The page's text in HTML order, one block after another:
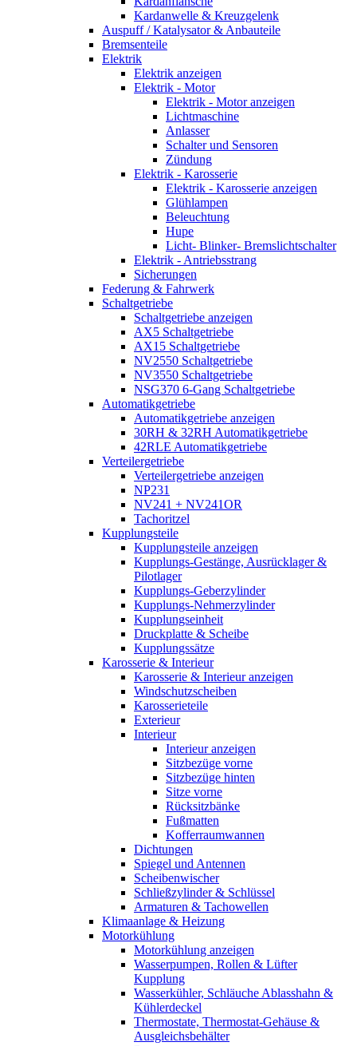
Kardanwelle & Kreuzgelenk
Auspuff / Katalysator & Anbauteile
Bremsenteile
Elektrik
Elektrik anzeigen
Elektrik - Motor
Elektrik - Motor anzeigen
Lichtmaschine
Anlasser
Schalter und Sensoren
Zündung
Elektrik - Karosserie
Elektrik - Karosserie anzeigen
Glühlampen
Beleuchtung
Hupe
Licht- Blinker- Bremslichtschalter
Elektrik - Antriebsstrang
Sicherungen
Federung & Fahrwerk
Schaltgetriebe
Schaltgetriebe anzeigen
AX5 Schaltgetriebe
AX15 Schaltgetriebe
NV2550 Schaltgetriebe
NV3550 Schaltgetriebe
NSG370 6-Gang Schaltgetriebe
Automatikgetriebe
Automatikgetriebe anzeigen
30RH & 32RH Automatikgetriebe
42RLE Automatikgetriebe
Verteilergetriebe
Verteilergetriebe anzeigen
NP231
NV241 + NV241OR
Tachoritzel
Kupplungsteile
Kupplungsteile anzeigen
Kupplungs-Gestänge, Ausrücklager &
Pilotlager
Kupplungs-Geberzylinder
Kupplungs-Nehmerzylinder
Kupplungseinheit
Druckplatte & Scheibe
Kupplungssätze
Karosserie & Interieur
Karosserie & Interieur anzeigen
Windschutzscheiben
Karosserieteile
Exterieur
Interieur
Interieur anzeigen
Sitzbezüge vorne
Sitzbezüge hinten
Sitze vorne
Rücksitzbänke
Fußmatten
Kofferraumwannen
Dichtungen
Spiegel und Antennen
Scheibenwischer
Schließzylinder & Schlüssel
Armaturen & Tachowellen
Klimaanlage & Heizung
Motorkühlung
Motorkühlung anzeigen
Wasserpumpen, Rollen & Lüfter
Kupplung
Wasserkühler, Schläuche Ablasshahn &
Kühlerdeckel
Thermostate, Thermostat-Gehäuse &
Ausgleichsbehälter